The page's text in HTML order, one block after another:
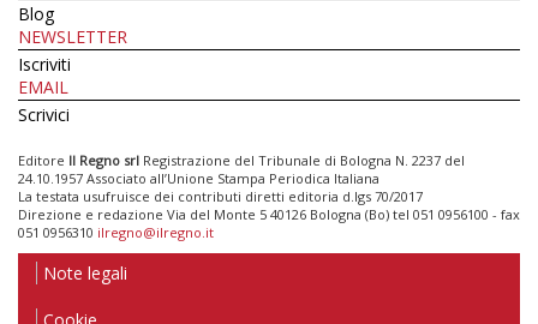
Blog
NEWSLETTER
Iscriviti
EMAIL
Scrivici
Editore Il Regno srl Registrazione del Tribunale di Bologna N. 2237 del
24.10.1957 Associato all’Unione Stampa Periodica Italiana
La testata usufruisce dei contributi diretti editoria d.lgs 70/2017
Direzione e redazione Via del Monte 5 40126 Bologna (Bo) tel 051 0956100 - fax
051 0956310 ilregno@ilregno.it
Note legali